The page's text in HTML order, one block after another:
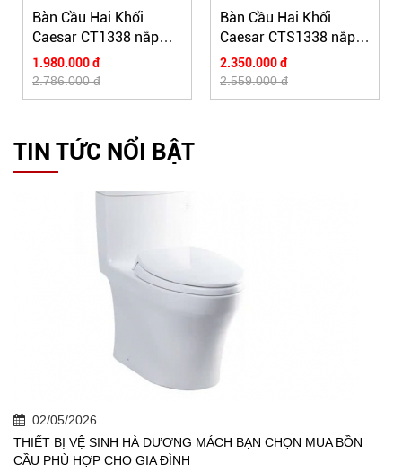
Bàn Cầu Hai Khối
Caesar CT1338 nắp
thường - loại 1 nhấn
1.980.000 đ
2.786.000 đ
Bàn Cầu Hai Khối
Caesar CTS1338 nắp
êm
2.350.000 đ
2.559.000 đ
TIN TỨC NỔI BẬT
02/05/2026
THIẾT BỊ VỆ SINH HÀ DƯƠNG MÁCH BẠN CHỌN MUA BỒN
CẦU PHÙ HỢP CHO GIA ĐÌNH